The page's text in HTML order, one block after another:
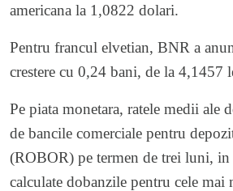
americana la 1,0822 dolari.
Pentru francul elvetian, BNR a
crestere cu 0,24 bani, de la 4,1457
Pe piata monetara, ratele medii ale
de bancile comerciale pentru
(ROBOR) pe termen de trei luni, in
calculate dobanzile pentru cele mai